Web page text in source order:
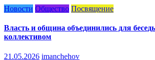
Новости Общество Посвящение
Власть и община объединились для
коллективом
21.05.2026 imanchehov